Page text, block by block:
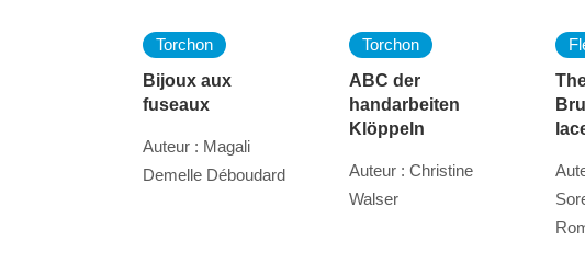
Torchon
Bijoux aux
fuseaux
Auteur : Magali
Demelle Déboudard
Torchon
ABC der
handarbeiten
Klöppeln
Auteur : Christine
Walser